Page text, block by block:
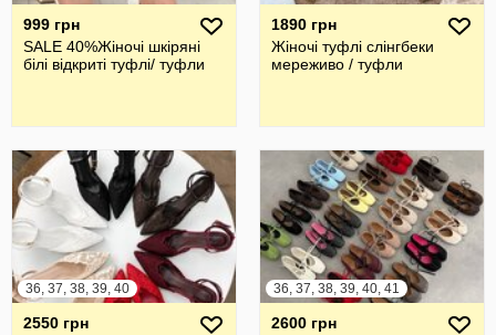
999 грн
SALE 40%Жіночі шкіряні
білі відкриті туфлі/ туфли
1890 грн
Жіночі туфлі слінгбеки
мереживо / туфли
36, 37, 38, 39, 40
2550 грн
36, 37, 38, 39, 40, 41
2600 грн